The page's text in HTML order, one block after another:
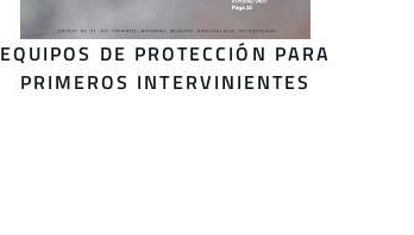
EQUIPOS DE PROTECCIÓN PARA
PRIMEROS INTERVINIENTES